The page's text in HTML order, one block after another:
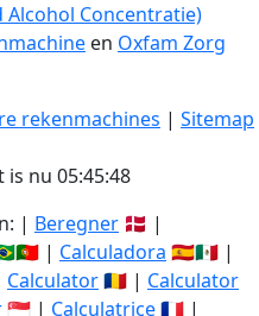
Alcohol Concentratie)
en Oxfam Zorg
rekenmachines | Sitemap
is nu 05:45:48
| Beregner 🇩🇰 |
| Calculadora 🇪🇸🇲🇽 |
Calculator🇷🇴 | Calculator
🇸🇬 | Calculatrice🇫🇷 |